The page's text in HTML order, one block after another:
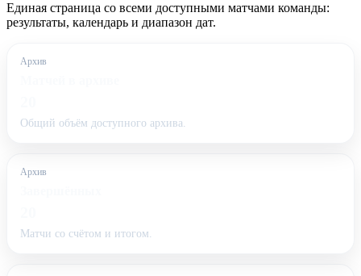
Единая страница со всеми доступными матчами команды:
результаты, календарь и диапазон дат.
Архив
Общий объём доступного архива.
Архив
Матчи со счётом и итогом.